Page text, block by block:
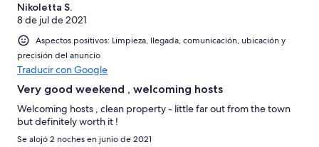
Nikoletta S.
8 de jul de 2021
Aspectos positivos: Limpieza, llegada, comunicación, ubicación y
precisión del anuncio
Traducir con Google
Very good weekend , welcoming hosts
Welcoming hosts , clean property - little far out from the town
but definitely worth it !
Se alojó 2 noches en junio de 2021